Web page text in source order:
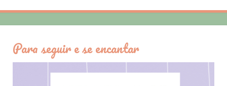
Para seguir e se encantar